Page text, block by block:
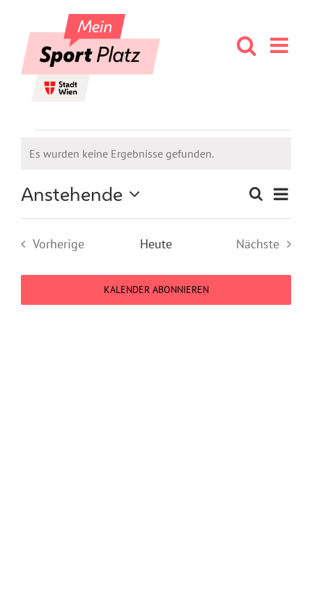
content
Veranstaltungen
Notice
Es wurden keine Ergebnisse gefunden.
Suche
und
Suche
Liste
Anstehende
Datum
Vorherige
Heute
Nächste
KALENDER ABONNIEREN